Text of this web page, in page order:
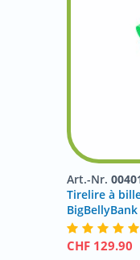
Art.-Nr.
Tirelire à
CHF 129.90